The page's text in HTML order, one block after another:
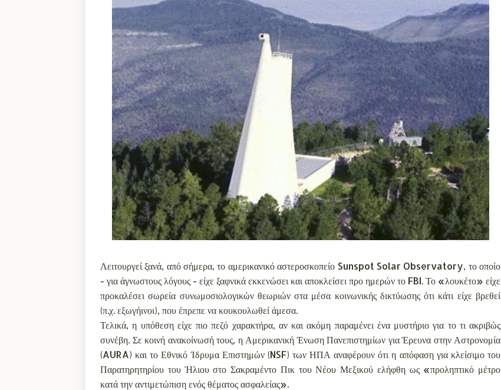
Λειτουργεί ξανά, από σήμερα, το αμερικανικό αστεροσκοπείο Sunspot Solar Observatory, το οποίο
- για άγνωστους λόγους - είχε ξαφνικά εκκενώσει και αποκλείσει προ ημερών το FBI. Το «λουκέτο» είχε
προκαλέσει σωρεία συνωμοσιολογικών θεωριών στα μέσα κοινωνικής δικτύωσης ότι κάτι είχε βρεθεί
(π.χ. εξωγήινοι), που έπρεπε να κουκουλωθεί άμεσα.
Τελικά, η υπόθεση είχε πιο πεζό χαρακτήρα, αν και ακόμη παραμένει ένα μυστήριο για το τι ακριβώς
συνέβη. Σε κοινή ανακοίνωσή τους, η Αμερικανική Ένωση Πανεπιστημίων για Έρευνα στην Αστρονομία
(AURA) και το Εθνικό Ίδρυμα Επιστημών (NSF) των ΗΠΑ αναφέρουν ότι η απόφαση για κλείσιμο του
Παρατηρητηρίου του Ήλιου στο Σακραμέντο Πικ του Νέου Μεξικού ελήφθη ως «προληπτικό μέτρο
κατά την αντιμετώπιση ενός θέματος ασφαλείας».